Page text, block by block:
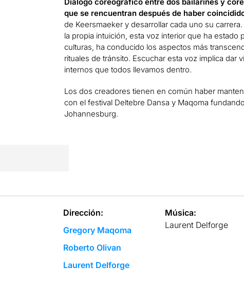
que se rencuentran después de haber
de Keersmaeker y desarrollar cada uno su carrera.
la propia intuición, esta voz interior que ha
culturas, ha conducido los aspectos más
rituales de tránsito. Escuchar esta voz implica dar
internos que todos llevamos dentro.
Los dos creadores tienen en común haber
con el festival Deltebre Dansa y Maqoma
Johannesburg.
Dirección:
Gregory Maqoma
Roberto Olivan
Laurent Delforge
Música:
Laurent Delforge